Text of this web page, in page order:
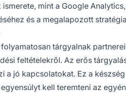
mint a Google
és a megalapozott
tárgyalnak
feltételekről. Az erős
a jó kapcsolatokat. Ez a
kell teremteni az